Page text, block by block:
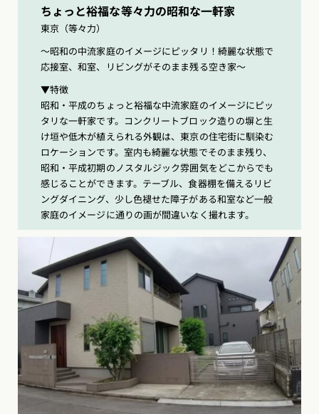
ちょっと裕福な等々力の昭和な一軒家
東京（等々力）
〜昭和の中流家庭のイメージにピッタリ！綺麗な状態で
応接室、和室、リビングがそのまま残る空き家〜
▼特徴
昭和・平成のちょっと裕福な中流家庭のイメージにピッ
タリな一軒家です。コンクリートブロック造りの塀と生
け垣や低木が植えられる外観は、東京の住宅街に馴染む
ロケーションです。室内も綺麗な状態でそのまま残り、
昭和・平成初期のノスタルジック雰囲気をどこからでも
感じることができます。テーブル、食器棚を備えるリビ
ングダイニング、少し色褪せた障子がある和室など一般
家庭のイメージに通りの画が間違いなく撮れます。